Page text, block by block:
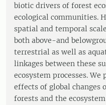
biotic drivers of forest
ecological communities.
spatial and temporal
both above-and
terrestrial as well as
linkages between these
ecosystem processes.
effects of global
forests and the